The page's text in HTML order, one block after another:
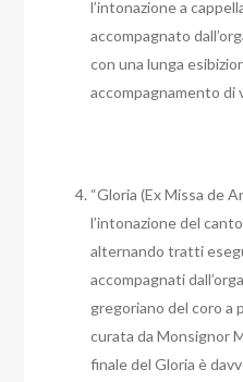
l’intonazione a
accompagnato
con una lunga
accompagnamento di
“Gloria (Ex Missa de
l’intonazione del
alternando tratti
accompagnati
gregoriano del coro a
curata da Monsignor
finale del Gloria è